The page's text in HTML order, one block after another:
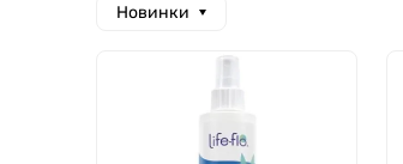
Новинки